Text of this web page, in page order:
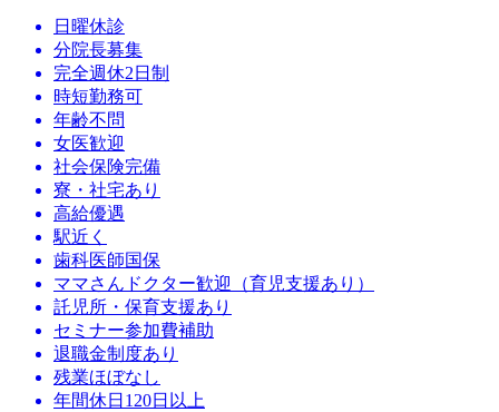
日曜休診
分院長募集
完全週休2日制
時短勤務可
年齢不問
女医歓迎
社会保険完備
寮・社宅あり
高給優遇
駅近く
歯科医師国保
ママさんドクター歓迎（育児支援あり）
託児所・保育支援あり
セミナー参加費補助
退職金制度あり
残業ほぼなし
年間休日120日以上